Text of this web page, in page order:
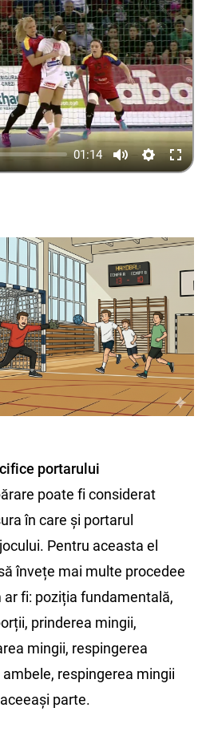
în jocul de handbal pe
momentul jocului
În această poziție
la lățimea umerilor,
în față, brațele lateral.
şi joasă.
01:14
portarului
poate fi considerat
în care şi portarul
Pentru aceasta el
învețe mai multe procedee
fi: poziția fundamentală,
prinderea mingii,
mingii, respingerea
respingerea mingii
parte.